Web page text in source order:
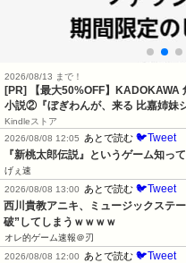
2026/08/13 まで！
[PR] 【最大50%OFF】KADOKAWA
小説②『ぼぎわんが、来る 比嘉姉妹
Kindleストア
2026/08/08 12:05
あとで読む 🐦Tweet
『新桃太郎伝説』というゲーム知っ
げぇ速
2026/08/08 13:00
あとで読む 🐦Tweet
西川貴教アニキ、ミュージックステ
破”してしまうｗｗｗｗ
オレ的ゲーム速報＠刃
2026/08/08 12:00
あとで読む 🐦Tweet